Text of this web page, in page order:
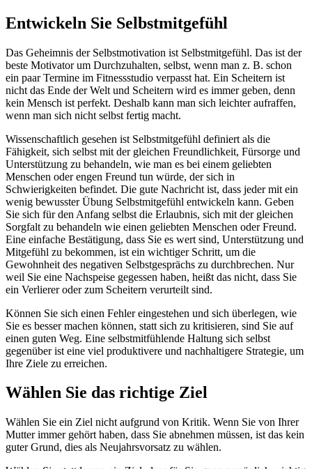
Entwickeln Sie Selbstmitgefühl
Das Geheimnis der Selbstmotivation ist Selbstmitgefühl. Das ist der
beste Motivator um Durchzuhalten, selbst, wenn man z. B. schon
ein paar Termine im Fitnessstudio verpasst hat. Ein Scheitern ist
nicht das Ende der Welt und Scheitern wird es immer geben, denn
kein Mensch ist perfekt. Deshalb kann man sich leichter aufraffen,
wenn man sich nicht selbst fertig macht.
Wissenschaftlich gesehen ist Selbstmitgefühl definiert als die
Fähigkeit, sich selbst mit der gleichen Freundlichkeit, Fürsorge und
Unterstützung zu behandeln, wie man es bei einem geliebten
Menschen oder engen Freund tun würde, der sich in
Schwierigkeiten befindet. Die gute Nachricht ist, dass jeder mit ein
wenig bewusster Übung Selbstmitgefühl entwickeln kann. Geben
Sie sich für den Anfang selbst die Erlaubnis, sich mit der gleichen
Sorgfalt zu behandeln wie einen geliebten Menschen oder Freund.
Eine einfache Bestätigung, dass Sie es wert sind, Unterstützung und
Mitgefühl zu bekommen, ist ein wichtiger Schritt, um die
Gewohnheit des negativen Selbstgesprächs zu durchbrechen. Nur
weil Sie eine Nachspeise gegessen haben, heißt das nicht, dass Sie
ein Verlierer oder zum Scheitern verurteilt sind.
Können Sie sich einen Fehler eingestehen und sich überlegen, wie
Sie es besser machen können, statt sich zu kritisieren, sind Sie auf
einen guten Weg. Eine selbstmitfühlende Haltung sich selbst
gegenüber ist eine viel produktivere und nachhaltigere Strategie, um
Ihre Ziele zu erreichen.
Wählen Sie das richtige Ziel
Wählen Sie ein Ziel nicht aufgrund von Kritik. Wenn Sie von Ihrer
Mutter immer gehört haben, dass Sie abnehmen müssen, ist das kein
guter Grund, dies als Neujahrsvorsatz zu wählen.